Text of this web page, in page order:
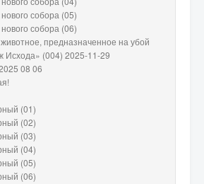
собора (05)
собора (06)
предназначенное на убой
Исхода» (004) 2025-11-29
08 06
(01)
(02)
(03)
(04)
(05)
(06)